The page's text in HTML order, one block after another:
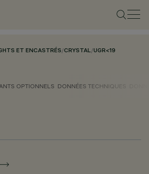
ET ENCASTRÉS/CRYSTAL/UGR<19
OPTIONNELS DONNÉES TECHNIQUES